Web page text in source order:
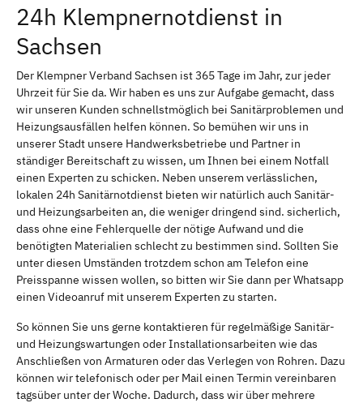
24h Klempnernotdienst in
Sachsen
Der Klempner Verband Sachsen ist 365 Tage im Jahr, zur jeder
Uhrzeit für Sie da. Wir haben es uns zur Aufgabe gemacht, dass
wir unseren Kunden schnellstmöglich bei Sanitärproblemen und
Heizungsausfällen helfen können. So bemühen wir uns in
unserer Stadt unsere Handwerksbetriebe und Partner in
ständiger Bereitschaft zu wissen, um Ihnen bei einem Notfall
einen Experten zu schicken. Neben unserem verlässlichen,
lokalen 24h Sanitärnotdienst bieten wir natürlich auch Sanitär-
und Heizungsarbeiten an, die weniger dringend sind. sicherlich,
dass ohne eine Fehlerquelle der nötige Aufwand und die
benötigten Materialien schlecht zu bestimmen sind. Sollten Sie
unter diesen Umständen trotzdem schon am Telefon eine
Preisspanne wissen wollen, so bitten wir Sie dann per Whatsapp
einen Videoanruf mit unserem Experten zu starten.
So können Sie uns gerne kontaktieren für regelmäßige Sanitär-
und Heizungswartungen oder Installationsarbeiten wie das
Anschließen von Armaturen oder das Verlegen von Rohren. Dazu
können wir telefonisch oder per Mail einen Termin vereinbaren
tagsüber unter der Woche. Dadurch, dass wir über mehrere